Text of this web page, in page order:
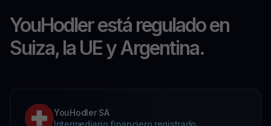
YouHodler está regulado en
Suiza, la UE y Argentina.
YouHodler SA